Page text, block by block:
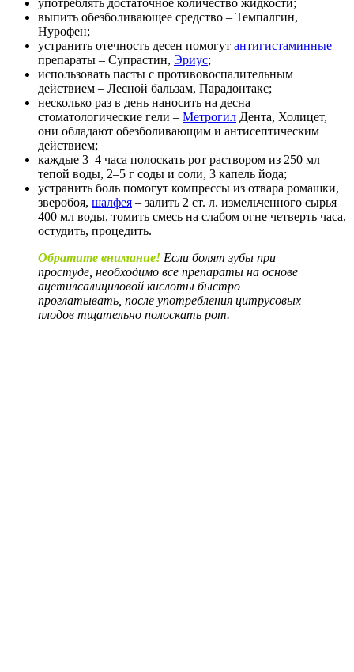
употреблять достаточное количество жидкости;
выпить обезболивающее средство – Темпалгин,
Нурофен;
устранить отечность десен помогут антигистаминные
препараты – Супрастин, Эриус;
использовать пасты с противовоспалительным
действием – Лесной бальзам, Парадонтакс;
несколько раз в день наносить на десна
стоматологические гели – Метрогил Дента, Холицет,
они обладают обезболивающим и антисептическим
действием;
каждые 3–4 часа полоскать рот раствором из 250 мл
тепой воды, 2–5 г соды и соли, 3 капель йода;
устранить боль помогут компрессы из отвара ромашки,
зверобоя, шалфея – залить 2 ст. л. измельченного сырья
400 мл воды, томить смесь на слабом огне четверть часа,
остудить, процедить.
Обратите внимание! Если болят зубы при
простуде, необходимо все препараты на основе
ацетилсалициловой кислоты быстро
проглатывать, после употребления цитрусовых
плодов тщательно полоскать рот.